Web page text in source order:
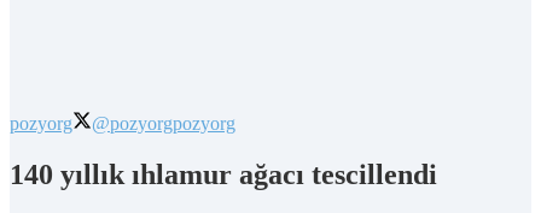
pozyorg @pozyorgpozyorg
140 yıllık ıhlamur ağacı tescillendi